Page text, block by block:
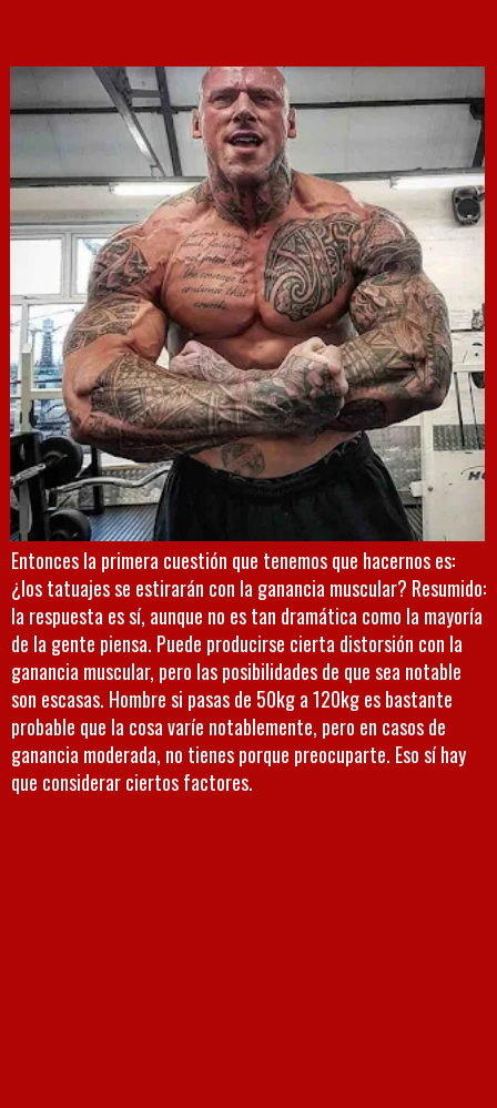
Entonces la primera cuestión que tenemos que hacernos es:
¿los tatuajes se estirarán con la ganancia muscular? Resumido:
la respuesta es sí, aunque no es tan dramática como la mayoría
de la gente piensa. Puede producirse cierta distorsión con la
ganancia muscular, pero las posibilidades de que sea notable
son escasas. Hombre si pasas de 50kg a 120kg es bastante
probable que la cosa varíe notablemente, pero en casos de
ganancia moderada, no tienes porque preocuparte. Eso sí hay
que considerar ciertos factores.